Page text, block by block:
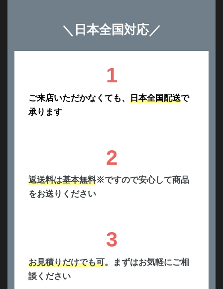
＼ 日本全国対応／
1
ご来店いただかなくても、 日本全国配送で
承ります
2
返送料は基本無料※ですので安心して商品
をお送りください
3
お見積りだけでも可。まずはお気軽にご相
談ください